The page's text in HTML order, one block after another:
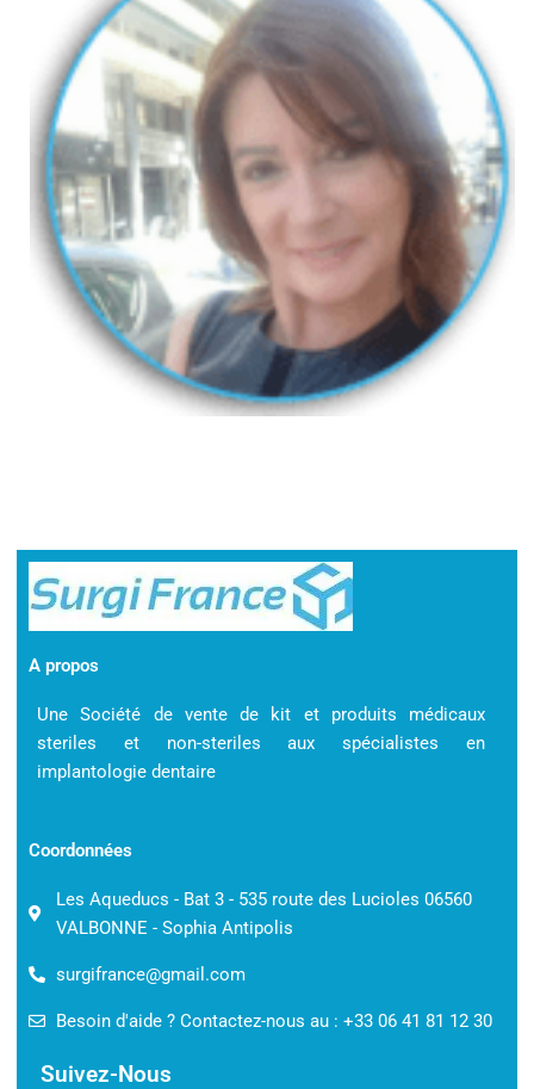
A propos
Une Société de vente de kit et produits médicaux
steriles et non-steriles aux spécialistes en
implantologie dentaire
Coordonnées
Les Aqueducs - Bat 3 - 535 route des Lucioles 06560
VALBONNE - Sophia Antipolis
surgifrance@gmail.com
Besoin d'aide ? Contactez-nous au : +33 06 41 81 12 30
Suivez-Nous